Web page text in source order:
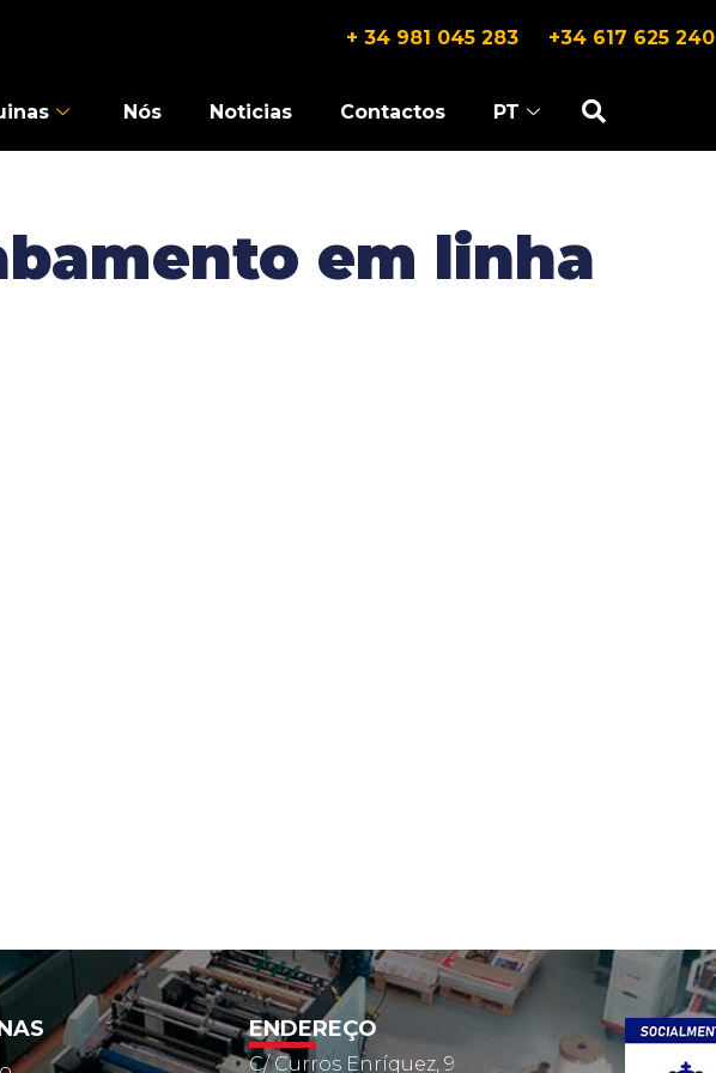
+ 34 981 045 283 +34 617 625 240
Nós Noticias Contactos PT
em linha
ENDEREÇO
C/ Curros Enríquez, 9